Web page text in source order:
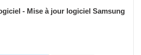
- Mise à jour logiciel Samsung